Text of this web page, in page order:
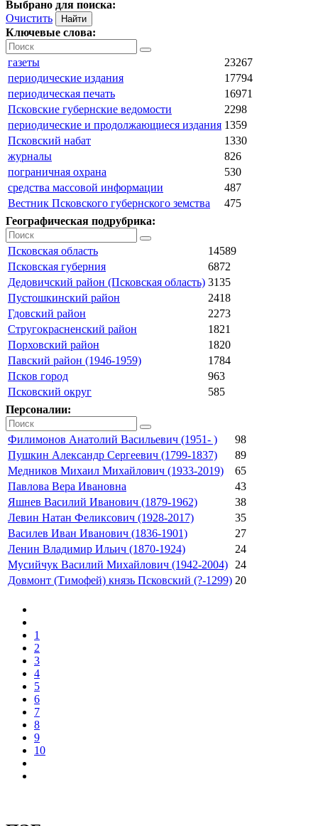
Выбрано для поиска:
Очистить
Ключевые слова:
газеты
23267
периодические издания
17794
периодическая печать
16971
Псковские губернские ведомости
2298
периодические и продолжающиеся издания 1359
Псковский набат
1330
журналы
826
пограничная охрана
530
средства массовой информации
487
Вестник Псковского губернского земства
475
Географическая подрубрика:
Псковская область
14589
Псковская губерния
6872
Дедовичский район (Псковская область) 3135
Пустошкинский район
2418
Гдовский район
2273
Стругокрасненский район
1821
Порховский район
1820
Павский район (1946-1959)
1784
Псков город
963
Псковский округ
585
Персоналии:
Филимонов Анатолий Васильевич (1951- )
98
Пушкин Александр Сергеевич (1799-1837)
89
Медников Михаил Михайлович (1933-2019)
65
Павлова Вера Ивановна
43
Яшнев Василий Иванович (1879-1962)
38
Левин Натан Феликсович (1928-2017)
35
Василев Иван Иванович (1836-1901)
27
Ленин Владимир Ильич (1870-1924)
24
Мусийчук Василий Михайлович (1942-2004)
24
Довмонт (Тимофей) князь Псковский (?-1299) 20
1
2
3
4
5
6
7
8
9
10